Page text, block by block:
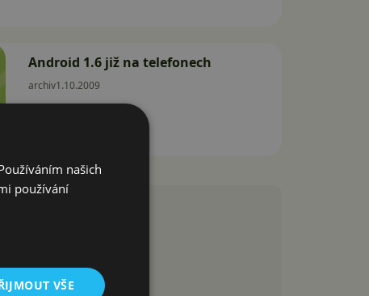
Android 1.6 již na telefonech
archiv1.10.2009
našich
používání
VŠE